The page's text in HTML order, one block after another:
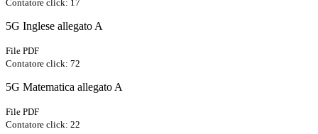
Contatore click: 17
5G Inglese allegato A
File PDF
Contatore click: 72
5G Matematica allegato A
File PDF
Contatore click: 22